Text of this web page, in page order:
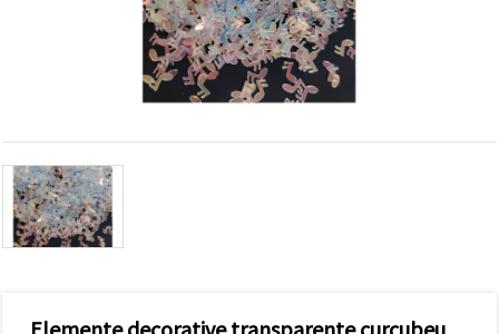
vizitele.
Puteți fi de
acord să
utilizați
toate
site!" Sau să